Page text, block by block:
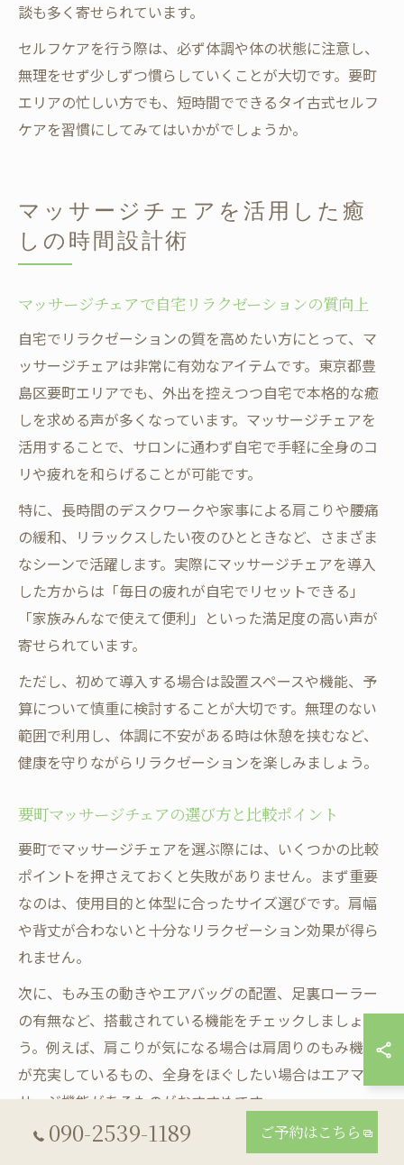
談も多く寄せられています。
セルフケアを行う際は、必ず体調や体の状態に注意し、
無理をせず少しずつ慣らしていくことが大切です。要町
エリアの忙しい方でも、短時間でできるタイ古式セルフ
ケアを習慣にしてみてはいかがでしょうか。
マッサージチェアを活用した癒
しの時間設計術
マッサージチェアで自宅リラクゼーションの質向上
自宅でリラクゼーションの質を高めたい方にとって、マ
ッサージチェアは非常に有効なアイテムです。東京都豊
島区要町エリアでも、外出を控えつつ自宅で本格的な癒
しを求める声が多くなっています。マッサージチェアを
活用することで、サロンに通わず自宅で手軽に全身のコ
リや疲れを和らげることが可能です。
特に、長時間のデスクワークや家事による肩こりや腰痛
の緩和、リラックスしたい夜のひとときなど、さまざま
なシーンで活躍します。実際にマッサージチェアを導入
した方からは「毎日の疲れが自宅でリセットできる」
「家族みんなで使えて便利」といった満足度の高い声が
寄せられています。
ただし、初めて導入する場合は設置スペースや機能、予
算について慎重に検討することが大切です。無理のない
範囲で利用し、体調に不安がある時は休憩を挟むなど、
健康を守りながらリラクゼーションを楽しみましょう。
要町マッサージチェアの選び方と比較ポイント
要町でマッサージチェアを選ぶ際には、いくつかの比較
ポイントを押さえておくと失敗がありません。まず重要
なのは、使用目的と体型に合ったサイズ選びです。肩幅
や背丈が合わないと十分なリラクゼーション効果が得ら
れません。
次に、もみ玉の動きやエアバッグの配置、足裏ローラー
の有無など、搭載されている機能をチェックしましょ
う。例えば、肩こりが気になる場合は肩周りのもみ機能
が充実しているもの、全身をほぐしたい場合はエアマッ
サージ機能があるものがおすすめです。
また、設置スペースや静音性、メンテナンスのしやすさ
090-2539-1189 ご予約はこちら